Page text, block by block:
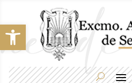
Abrir barra de herramientas